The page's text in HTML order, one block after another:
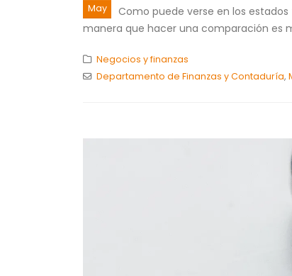
May
Como puede verse en los
manera que hacer una comparación es
Negocios y finanzas
Departamento de Finanzas y Contaduría,